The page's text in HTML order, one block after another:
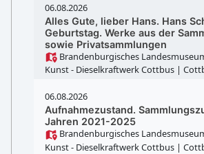
06.08.2026
Alles Gute, lieber Hans. Hans
Geburtstag. Werke aus der
sowie Privatsammlungen
Brandenburgisches
Kunst - Dieselkraftwerk Cottbus |
06.08.2026
Aufnahmezustand.
Jahren 2021-2025
Brandenburgisches
Kunst - Dieselkraftwerk Cottbus |